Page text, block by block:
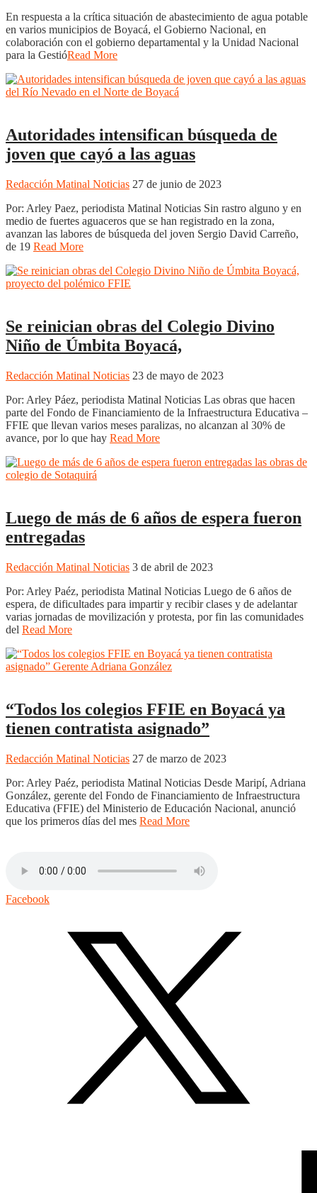
En respuesta a la crítica situación de abastecimiento de agua potable
en varios municipios de Boyacá, el Gobierno Nacional, en
colaboración con el gobierno departamental y la Unidad Nacional
para la GestióRead More
Autoridades intensifican búsqueda de
joven que cayó a las aguas
Redacción Matinal Noticias 27 de junio de 2023
Por: Arley Paez, periodista Matinal Noticias Sin rastro alguno y en
medio de fuertes aguaceros que se han registrado en la zona,
avanzan las labores de búsqueda del joven Sergio David Carreño,
de 19 Read More
Se reinician obras del Colegio Divino
Niño de Úmbita Boyacá,
Redacción Matinal Noticias 23 de mayo de 2023
Por: Arley Páez, periodista Matinal Noticias Las obras que hacen
parte del Fondo de Financiamiento de la Infraestructura Educativa –
FFIE que llevan varios meses paralizas, no alcanzan al 30% de
avance, por lo que hay Read More
Luego de más de 6 años de espera fueron
entregadas
Redacción Matinal Noticias 3 de abril de 2023
Por: Arley Paéz, periodista Matinal Noticias Luego de 6 años de
espera, de dificultades para impartir y recibir clases y de adelantar
varias jornadas de movilización y protesta, por fin las comunidades
del Read More
“Todos los colegios FFIE en Boyacá ya
tienen contratista asignado”
Redacción Matinal Noticias 27 de marzo de 2023
Por: Arley Paéz, periodista Matinal Noticias Desde Maripí, Adriana
González, gerente del Fondo de Financiamiento de Infraestructura
Educativa (FFIE) del Ministerio de Educación Nacional, anunció
que los primeros días del mes Read More
Facebook